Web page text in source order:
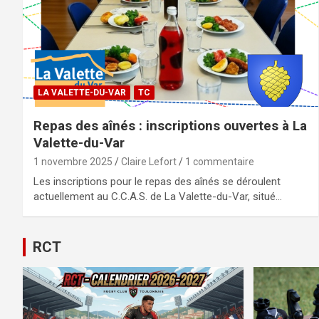
LA VALETTE-DU-VAR TC
Repas des aînés : inscriptions ouvertes à La
Valette-du-Var
1 novembre 2025 Claire Lefort 1 commentaire
Les inscriptions pour le repas des aînés se déroulent
actuellement au C.C.A.S. de La Valette-du-Var, situé…
RCT